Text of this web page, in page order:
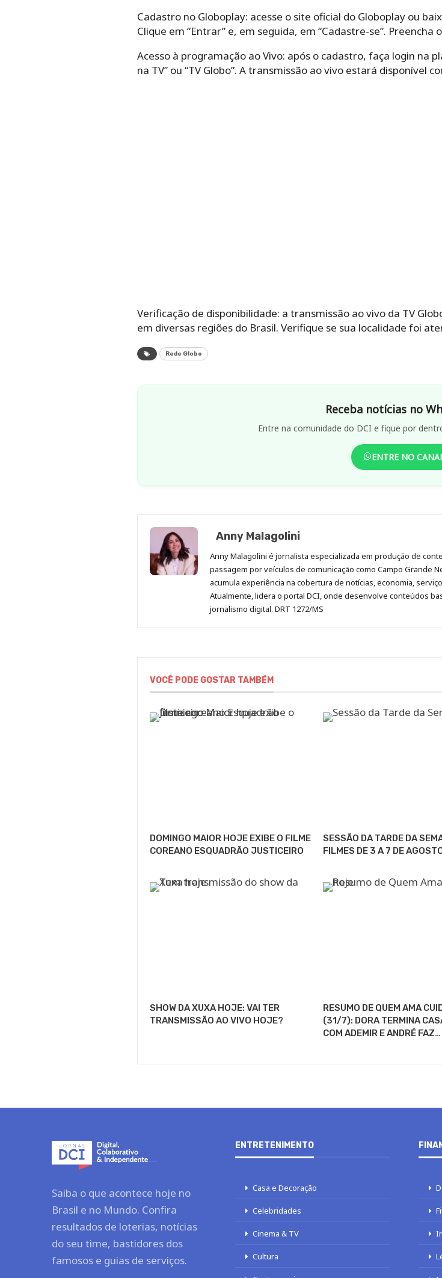
Cadastro no Globoplay: acesse o site oficial do Globoplay ou
Clique em “Entrar” e, em seguida, em “Cadastre-se”.
Acesso à programação ao Vivo: após o cadastro, faça login na
na TV” ou “TV Globo”. A transmissão ao vivo estará disponível
Verificação de disponibilidade: a transmissão ao vivo da TV
em diversas regiões do Brasil. Verifique se sua localidade foi
Rede Globo
Receba notícias no
Entre na comunidade do DCI e fique por
ENTRE NO
Anny Malagolini
Anny Malagolini é jornalista especializada em produção de
passagem por veículos de comunicação como Campo Grande
acumula experiência na cobertura de notícias, economia,
Atualmente, lidera o portal DCI, onde desenvolve conteúdos
jornalismo digital. DRT 1272/MS
VOCÊ PODE GOSTAR TAMBÉM
DOMINGO MAIOR HOJE EXIBE O FILME
COREANO ESQUADRÃO JUSTICEIRO
SESSÃO DA TARDE DA
FILMES DE 3 A 7 DE
SHOW DA XUXA HOJE: VAI TER
TRANSMISSÃO AO VIVO HOJE?
RESUMO DE QUEM AMA
(31/7): DORA TERMINA
COM ADEMIR E ANDRÉ FAZ…
Saiba o que acontece hoje no
Brasil e no Mundo. Confira
resultados de loterias, notícias
do seu time, bastidores dos
famosos e guias de serviços.
ENTRETENIMENTO
Casa e Decoração
Celebridades
Cinema & TV
Cultura